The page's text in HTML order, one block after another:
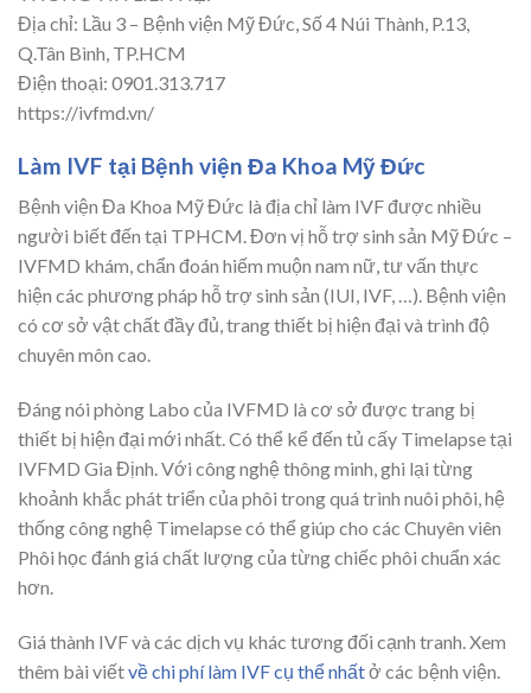
Địa chỉ: Lầu 3 – Bệnh viện Mỹ Đức, Số 4 Núi Thành, P.13,
Q.Tân Bình, TP.HCM
Điện thoại: 0901.313.717
https://ivfmd.vn/
Làm IVF tại Bệnh viện Đa Khoa Mỹ Đức
Bệnh viện Đa Khoa Mỹ Đức là địa chỉ làm IVF được nhiều
người biết đến tại TPHCM. Đơn vị hỗ trợ sinh sản Mỹ Đức –
IVFMD khám, chẩn đoán hiếm muộn nam nữ, tư vấn thực
hiện các phương pháp hỗ trợ sinh sản (IUI, IVF, …). Bệnh viện
có cơ sở vật chất đầy đủ, trang thiết bị hiện đại và trình độ
chuyên môn cao.
Đáng nói phòng Labo của IVFMD là cơ sở được trang bị
thiết bị hiện đại mới nhất. Có thể kể đến tủ cấy Timelapse tại
IVFMD Gia Định. Với công nghệ thông minh, ghi lại từng
khoảnh khắc phát triển của phôi trong quá trình nuôi phôi, hệ
thống công nghệ Timelapse có thể giúp cho các Chuyên viên
Phôi học đánh giá chất lượng của từng chiếc phôi chuẩn xác
hơn.
Giá thành IVF và các dịch vụ khác tương đối cạnh tranh. Xem
thêm bài viếtvề chi phí làm IVF cụ thể nhấtở các bệnh viện.